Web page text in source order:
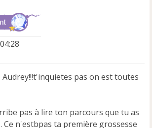
pas on est toutes
pas à lire ton parcours que tu as
Ce n'estbpas ta première grossesse